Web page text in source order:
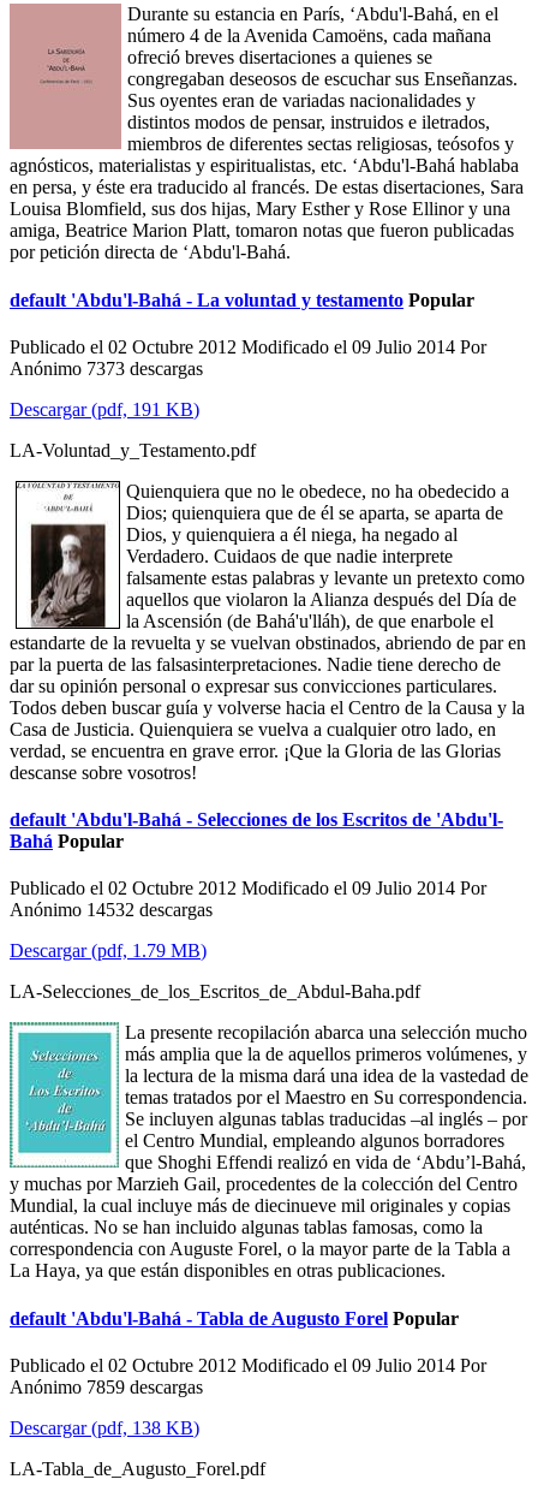
Durante su estancia en París, ‘Abdu'l-Bahá, en el
número 4 de la Avenida Camoëns, cada mañana
ofreció breves disertaciones a quienes se
congregaban deseosos de escuchar sus Enseñanzas.
Sus oyentes eran de variadas nacionalidades y
distintos modos de pensar, instruidos e iletrados,
miembros de diferentes sectas religiosas, teósofos y
agnósticos, materialistas y espiritualistas, etc. ‘Abdu'l-Bahá hablaba
en persa, y éste era traducido al francés. De estas disertaciones, Sara
Louisa Blomfield, sus dos hijas, Mary Esther y Rose Ellinor y una
amiga, Beatrice Marion Platt, tomaron notas que fueron publicadas
por petición directa de ‘Abdu'l-Bahá.
default 'Abdu'l-Bahá - La voluntad y testamento Popular
Publicado el 02 Octubre 2012 Modificado el 09 Julio 2014 Por
Anónimo 7373 descargas
Descargar(pdf, 191 KB)
LA-Voluntad_y_Testamento.pdf
Quienquiera que no le obedece, no ha obedecido a
Dios; quienquiera que de él se aparta, se aparta de
Dios, y quienquiera a él niega, ha negado al
Verdadero. Cuidaos de que nadie interprete
falsamente estas palabras y levante un pretexto como
aquellos que violaron la Alianza después del Día de
la Ascensión (de Bahá'u'lláh), de que enarbole el
estandarte de la revuelta y se vuelvan obstinados, abriendo de par en
par la puerta de las falsasinterpretaciones. Nadie tiene derecho de
dar su opinión personal o expresar sus convicciones particulares.
Todos deben buscar guía y volverse hacia el Centro de la Causa y la
Casa de Justicia. Quienquiera se vuelva a cualquier otro lado, en
verdad, se encuentra en grave error. ¡Que la Gloria de las Glorias
descanse sobre vosotros!
default 'Abdu'l-Bahá - Selecciones de los Escritos de 'Abdu'l-
Bahá Popular
Publicado el 02 Octubre 2012 Modificado el 09 Julio 2014 Por
Anónimo 14532 descargas
Descargar(pdf, 1.79 MB)
LA-Selecciones_de_los_Escritos_de_Abdul-Baha.pdf
La presente recopilación abarca una selección mucho
más amplia que la de aquellos primeros volúmenes, y
la lectura de la misma dará una idea de la vastedad de
temas tratados por el Maestro en Su correspondencia.
Se incluyen algunas tablas traducidas –al inglés – por
el Centro Mundial, empleando algunos borradores
que Shoghi Effendi realizó en vida de ‘Abdu’l-Bahá,
y muchas por Marzieh Gail, procedentes de la colección del Centro
Mundial, la cual incluye más de diecinueve mil originales y copias
auténticas. No se han incluido algunas tablas famosas, como la
correspondencia con Auguste Forel, o la mayor parte de la Tabla a
La Haya, ya que están disponibles en otras publicaciones.
default 'Abdu'l-Bahá - Tabla de Augusto Forel Popular
Publicado el 02 Octubre 2012 Modificado el 09 Julio 2014 Por
Anónimo 7859 descargas
Descargar(pdf, 138 KB)
LA-Tabla_de_Augusto_Forel.pdf